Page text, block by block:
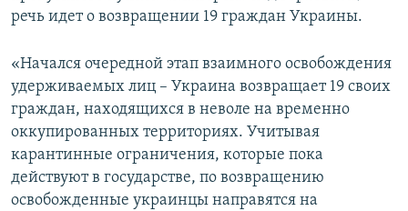
речь идет о возвращении 19 граждан Украины.
«Начался очередной этап взаимного освобождения
удерживаемых лиц – Украина возвращает 19 своих
граждан, находящихся в неволе на временно
оккупированных территориях. Учитывая
карантинные ограничения, которые пока
действуют в государстве, по возвращению
освобожденные украинцы направятся на